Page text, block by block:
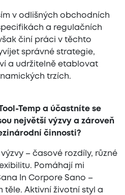
v odlišných obchodních
a regulačních
činí práci v těchto
správné strategie,
a udržitelně etablovat
trzích.
Temp a účastníte se
největší výzvy a zároveň
činnosti?
– časové rozdíly, různé
Pomáhají mi
In Corpore Sano –
těle. Aktivní životní styl a